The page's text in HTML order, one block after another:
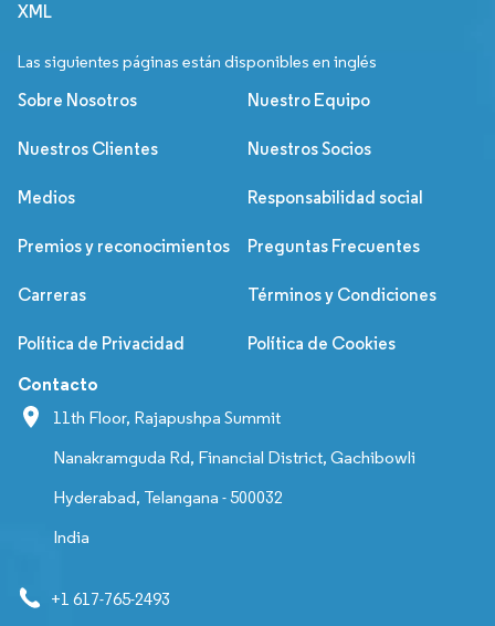
XML
Las siguientes páginas están disponibles en inglés
Sobre Nosotros Nuestro Equipo
Nuestros Clientes Nuestros Socios
Medios Responsabilidad social
Premios y reconocimientos Preguntas Frecuentes
Carreras Términos y Condiciones
Política de Privacidad Política de Cookies
Contacto
11th Floor, Rajapushpa Summit
Nanakramguda Rd, Financial District, Gachibowli
Hyderabad, Telangana - 500032
India
+1 617-765-2493